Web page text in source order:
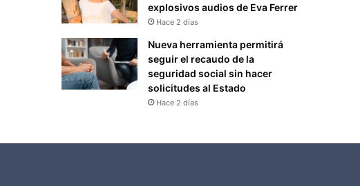
explosivos audios de Eva Ferrer
Hace 2 días
Nueva herramienta permitirá
seguir el recaudo de la
seguridad social sin hacer
solicitudes al Estado
Hace 2 días